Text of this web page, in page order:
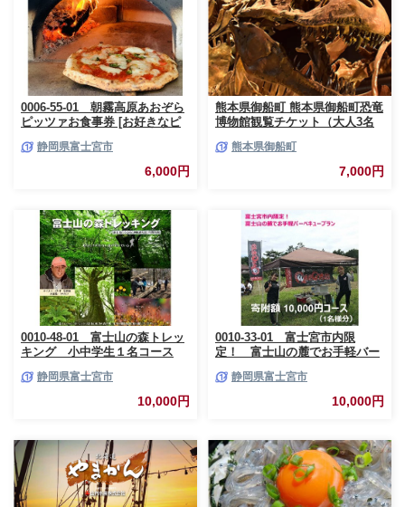
0006-55-01 朝霧高原あおぞら
ピッツァお食事券 [お好きなピ
静岡県富士宮市
6,000円
熊本県御船町 熊本県御船町恐竜
博物館観覧チケット（大人3名
日祝除く)》 熊本県御船町恐竜
熊本県御船町
7,000円
0010-48-01 富士山の森トレッ
キング 小中学生１名コース
静岡県富士宮市
10,000円
0010-33-01 富士宮市内限
定！ 富士山の麓でお手軽バー
（BBQ1人前）
静岡県富士宮市
10,000円